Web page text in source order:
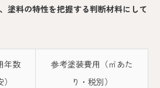
塗料の特性を把握する判断材料にして
年数
参考塗装費用（㎡あた
り・税別）